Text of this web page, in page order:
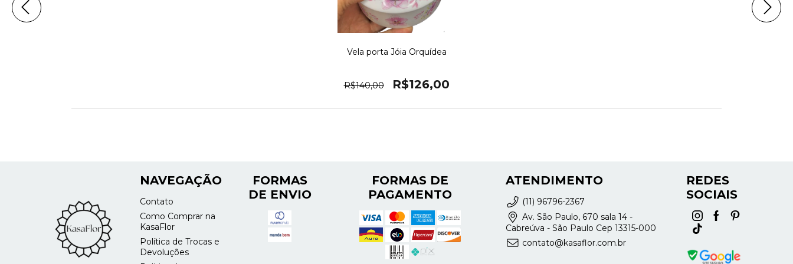
Vela porta Jóia Orquídea
R$140,00 R$126,00
NAVEGAÇÃO
Contato
Como Comprar na
KasaFlor
Política de Trocas e
Devoluções
FORMAS
DE ENVIO
FORMAS DE
PAGAMENTO
ATENDIMENTO
(11) 96796-2367
Av. São Paulo, 670 sala 14 -
Cabreúva - São Paulo Cep 13315-000
contato@kasaflor.com.br
REDES
SOCIAIS